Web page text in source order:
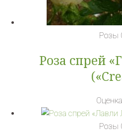
Розы
Роза спрей
Оценка
Розы